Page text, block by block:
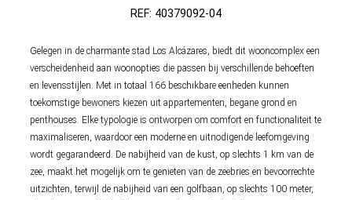
REF: 40379092-04
Gelegen in de charmante stad Los Alcázares, biedt dit wooncomplex een
verscheidenheid aan woonopties die passen bij verschillende behoeften
en levensstijlen. Met in totaal 166 beschikbare eenheden kunnen
toekomstige bewoners kiezen uit appartementen, begane grond en
penthouses. Elke typologie is ontworpen om comfort en functionaliteit te
maximaliseren, waardoor een moderne en uitnodigende leefomgeving
wordt gegarandeerd. De nabijheid van de kust, op slechts 1 km van de
zee, maakt het mogelijk om te genieten van de zeebries en bevoorrechte
uitzichten, terwijl de nabijheid van een golfbaan, op slechts 100 meter,